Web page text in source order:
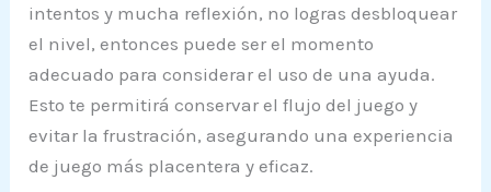
intentos y mucha reflexión, no logras desbloquear
el nivel, entonces puede ser el momento
adecuado para considerar el uso de una ayuda.
Esto te permitirá conservar el flujo del juego y
evitar la frustración, asegurando una experiencia
de juego más placentera y eficaz.